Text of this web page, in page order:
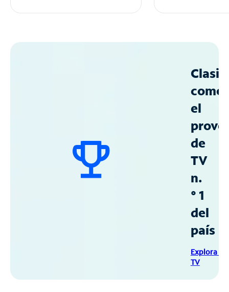
como
el
de
TV
n.
° 1
del
país
Explora
TV